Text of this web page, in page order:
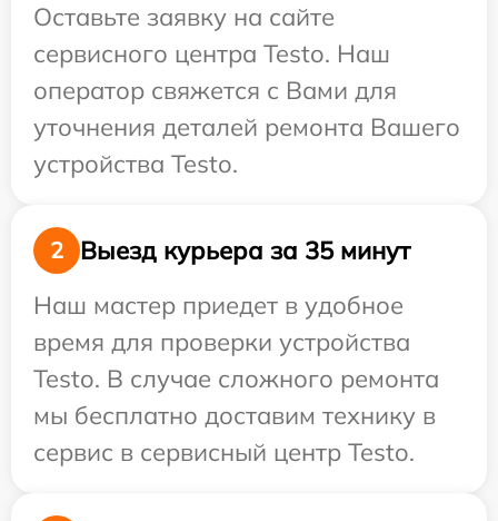
Оставьте заявку на сайте
сервисного центра Testo. Наш
оператор свяжется с Вами для
уточнения деталей ремонта Вашего
устройства Testo.
2
Выезд курьера за 35 минут
Наш мастер приедет в удобное
время для проверки устройства
Testo. В случае сложного ремонта
мы бесплатно доставим технику в
сервис в сервисный центр Testo.